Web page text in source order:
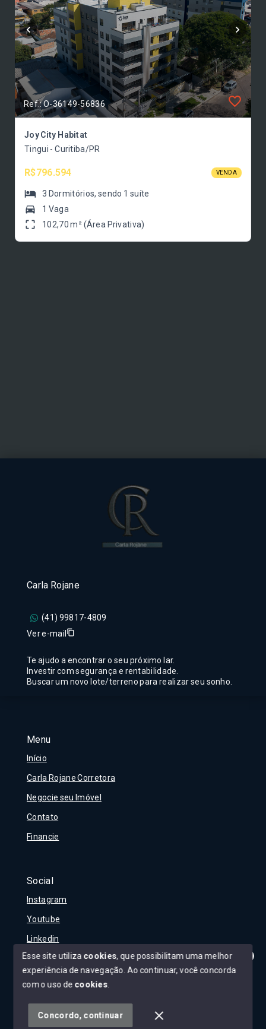
Ref.: O-36149-56836
Joy City Habitat
Tingui - Curitiba/PR
R$796.594 VENDA
3 Dormitórios, sendo 1 suíte
1 Vaga
102,70 m² (Área Privativa)
Olá! Tudo bem?
Menu
Início
Carla Rojane Corretora
Negocie seu Imóvel
Contato
Financie
Social
Instagram
Youtube
Linkedin
© Copyright 2026 - Carla Rojane - Todos os direitos
SITE PARA IMOBILIARIA
Carla Rojane
(41) 99817-4809
Ver e-mail
Te ajudo a encontrar o seu próximo lar.
Investir com segurança e rentabilidade.
Buscar um novo lote/terreno para realizar seu sonho.
Esse site utiliza cookies, que possibilitam uma melhor
experiência de navegação. Ao continuar, você concorda
com o uso de cookies
Concordo, continuar